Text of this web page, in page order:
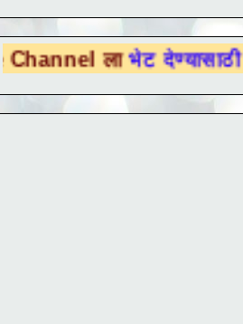
भेट देण्यासाठी येथे क्लिक